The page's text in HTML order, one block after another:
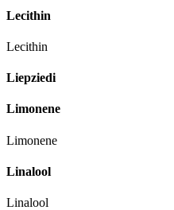
Lecithin
Lecithin
Liepziedi
Limonene
Limonene
Linalool
Linalool